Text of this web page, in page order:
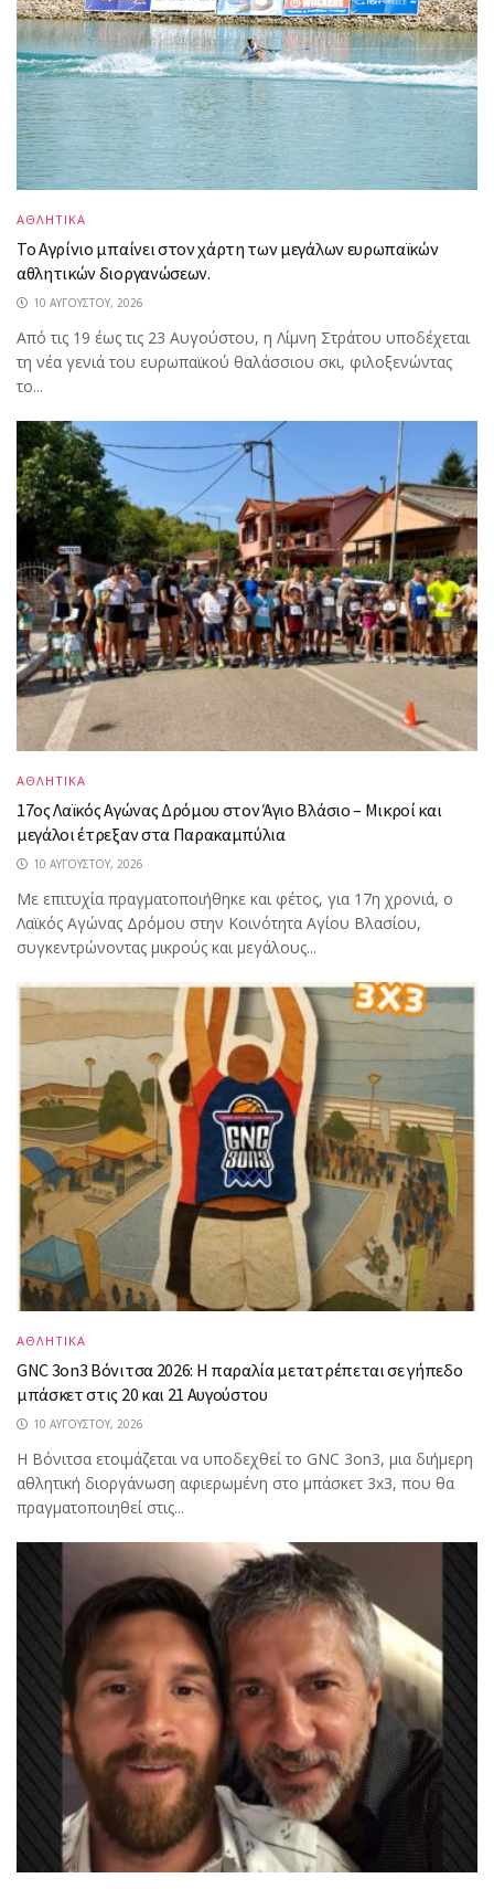
ΑΘΛΗΤΙΚΑ
Το Αγρίνιο μπαίνει στον χάρτη των μεγάλων ευρωπαϊκών
αθλητικών διοργανώσεων.
10 ΑΥΓΟΎΣΤΟΥ, 2026
Από τις 19 έως τις 23 Αυγούστου, η Λίμνη Στράτου υποδέχεται
τη νέα γενιά του ευρωπαϊκού θαλάσσιου σκι, φιλοξενώντας
το...
ΑΘΛΗΤΙΚΑ
17ος Λαϊκός Αγώνας Δρόμου στον Άγιο Βλάσιο – Μικροί και
μεγάλοι έτρεξαν στα Παρακαμπύλια
10 ΑΥΓΟΎΣΤΟΥ, 2026
Με επιτυχία πραγματοποιήθηκε και φέτος, για 17η χρονιά, ο
Λαϊκός Αγώνας Δρόμου στην Κοινότητα Αγίου Βλασίου,
συγκεντρώνοντας μικρούς και μεγάλους...
ΑΘΛΗΤΙΚΑ
GNC 3on3 Βόνιτσα 2026: Η παραλία μετατρέπεται σε γήπεδο
μπάσκετ στις 20 και 21 Αυγούστου
10 ΑΥΓΟΎΣΤΟΥ, 2026
Η Βόνιτσα ετοιμάζεται να υποδεχθεί το GNC 3on3, μια διήμερη
αθλητική διοργάνωση αφιερωμένη στο μπάσκετ 3x3, που θα
πραγματοποιηθεί στις...